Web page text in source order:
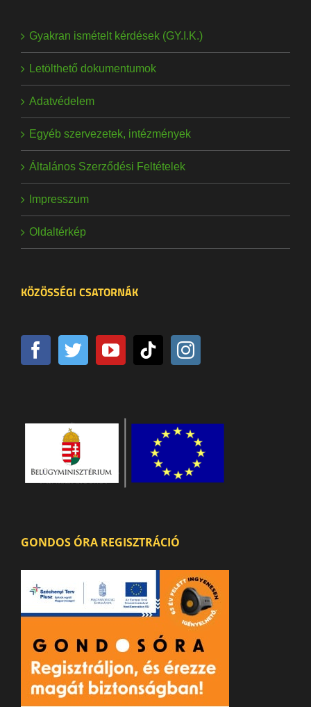
Gyakran ismételt kérdések (GY.I.K.)
Letölthető dokumentumok
Adatvédelem
Egyéb szervezetek, intézmények
Általános Szerződési Feltételek
Impresszum
Oldaltérkép
KÖZÖSSÉGI CSATORNÁK
GONDOS ÓRA REGISZTRÁCIÓ